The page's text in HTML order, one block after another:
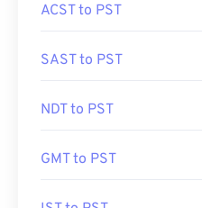
ACST to PST
SAST to PST
NDT to PST
GMT to PST